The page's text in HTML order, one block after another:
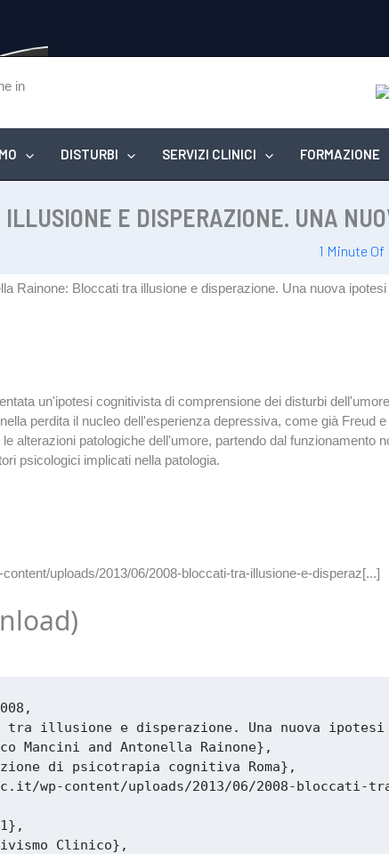
DISTURBI SERVIZI CLINICI FORMAZIONE
E DISPERAZIONE. UNA
1 Minute Of
Rainone: Bloccati tra illusione e disperazione. Una nuova
un'ipotesi cognitivista di comprensione dei disturbi
perdita il nucleo dell'esperienza depressiva, come già
alterazioni patologiche dell'umore, partendo dal
psicologici implicati nella patologia.
uploads/2013/06/2008-bloccati-tra-illusione-e-disperaz[...]
)
illusione e disperazione. Una nuova
Mancini and Antonella Rainone},
di psicotrapia cognitiva Roma},
wp-content/uploads/2013/06/2008-bloccati-
Clinico},